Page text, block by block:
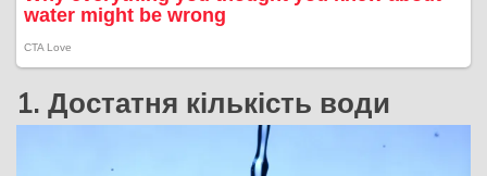
1. Достатня кількість води